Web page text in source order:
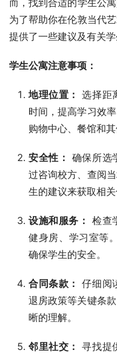
为了帮助你在伦敦当代
提供了一些建议及有关学
学生公寓注意事项：
地理位置： 选择距
时间，提高学习效
购物中心、餐馆和其
安全性： 确保所选
过咨询校方、查阅
生的建议来获取相关
设施和服务： 检查
健身房、学习室等
确保学生的安全。
合同条款： 仔细阅
退房政策等关键条
晰的理解。
邻里社交： 寻找提